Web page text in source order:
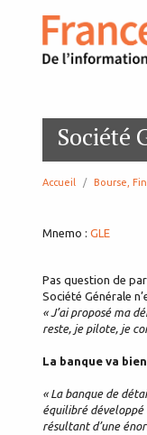
Société
Accueil Bourse,
Mnemo : GLE
Pas question de
Société Générale
« J’ai proposé ma
reste, je pilote, je
La banque va bien
« La banque de
équilibré développé
résultant d’une